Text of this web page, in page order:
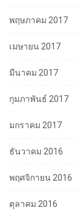
พฤษภาคม 2017
เมษายน 2017
มีนาคม 2017
กุมภาพันธ์ 2017
มกราคม 2017
ธันวาคม 2016
พฤศจิกายน 2016
ตุลาคม 2016